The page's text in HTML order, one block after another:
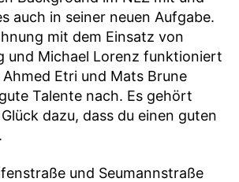
auch in seiner neuen Aufgabe.
mit dem Einsatz von
und Michael Lorenz funktioniert
Etri und Mats Brune
Talente nach. Es gehört
dazu, dass du einen guten
und Seumannstraße